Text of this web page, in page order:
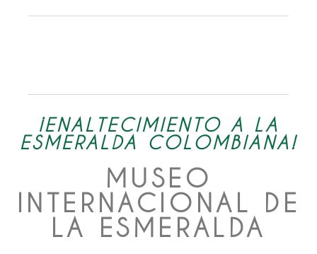
¡ENALTECIMIENTO A LA
ESMERALDA COLOMBIANA!
MUSEO
INTERNACIONAL DE
LA ESMERALDA